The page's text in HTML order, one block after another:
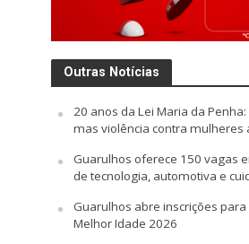
Outras Notícias
20 anos da Lei Maria da
mas violência contra mulheres
Guarulhos oferece 150 vagas
de tecnologia, automotiva e
Guarulhos abre inscrições para
Melhor Idade 2026